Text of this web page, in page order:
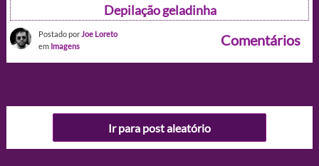
Depilação geladinha
Postado por Joe Loreto
em Imagens Comentários
Ir para post aleatório